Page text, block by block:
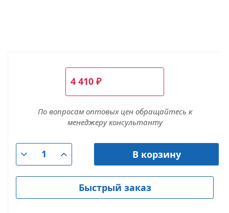
4 410 ₽
По вопросам оптовых цен обращайтесь к
менеджеру консультанту
В корзину
Быстрый заказ